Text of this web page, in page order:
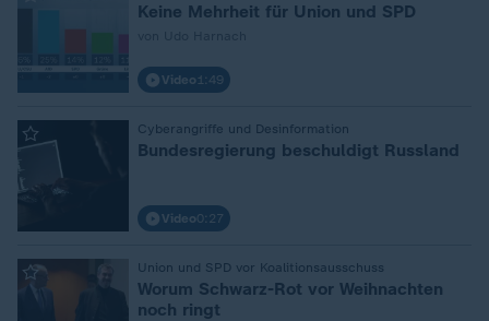
Keine Mehrheit für Union und SPD
Video 1:49
Cyberangriffe und Desinformation
Bundesregierung beschuldigt Russland
Video0:27
Union und SPD vor Koalitionsausschuss
Worum Schwarz-Rot vor Weihnachten
noch ringt